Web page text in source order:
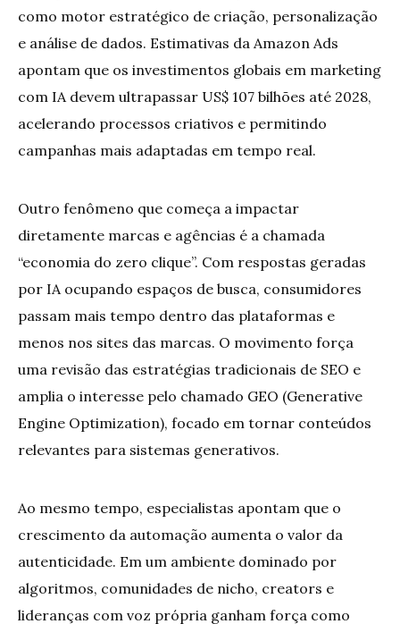
como motor estratégico de criação, personalização
e análise de dados. Estimativas da Amazon Ads
apontam que os investimentos globais em marketing
com IA devem ultrapassar US$ 107 bilhões até 2028,
acelerando processos criativos e permitindo
campanhas mais adaptadas em tempo real.
Outro fenômeno que começa a impactar
diretamente marcas e agências é a chamada
“economia do zero clique”. Com respostas geradas
por IA ocupando espaços de busca, consumidores
passam mais tempo dentro das plataformas e
menos nos sites das marcas. O movimento força
uma revisão das estratégias tradicionais de SEO e
amplia o interesse pelo chamado GEO (Generative
Engine Optimization), focado em tornar conteúdos
relevantes para sistemas generativos.
Ao mesmo tempo, especialistas apontam que o
crescimento da automação aumenta o valor da
autenticidade. Em um ambiente dominado por
algoritmos, comunidades de nicho, creators e
lideranças com voz própria ganham força como